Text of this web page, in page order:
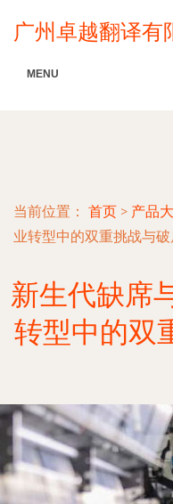
广州卓越翻译有
MENU
当前位置： 首页 > 产品
业转型中的双重挑战与
新生代缺席
转型中的双